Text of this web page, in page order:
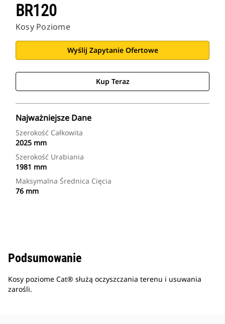
BR120
Kosy Poziome
Wyślij Zapytanie Ofertowe
Kup Teraz
Najważniejsze Dane
Szerokość Całkowita
2025 mm
Szerokość Urabiania
1981 mm
Maksymalna Średnica Cięcia
76 mm
Podsumowanie
Kosy poziome Cat® służą oczyszczania terenu i usuwania
zarośli.